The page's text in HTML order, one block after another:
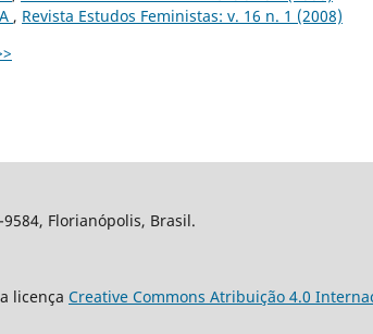
, Revista Estudos Feministas: v. 16 n. 1 (2008)
9584, Florianópolis, Brasil.
licença Creative Commons Atribuição 4.0